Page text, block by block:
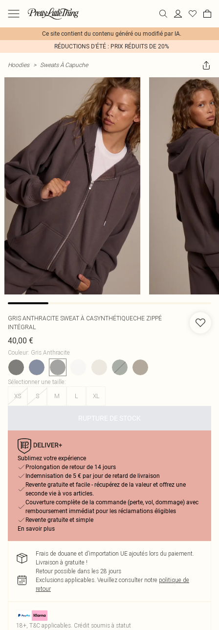
Ce site contient du contenu généré ou modifié par IA.
RÉDUCTIONS D'ÉTÉ : PRIX RÉDUITS DE 20%
Hoodies > Sweats À Capuche
GRIS ANTHRACITE SWEAT À CASYNTHÉTIQUECHE ZIPPÉ
INTÉGRAL
40,00 €
Couleur: Gris Anthracite
Sélectionner une taille:
XS
S M L XL
RUPTURE DE STOCK
Sublimez votre expérience
Prolongation de retour de 14 jours
Indemnisation de 5 € par jour de retard de livraison
Revente gratuite et facile - récupérez de la valeur et offrez une
seconde vie à vos articles.
Couverture complète de la commande (perte, vol, dommage) avec
remboursement immédiat pour les réclamations éligibles
Revente gratuite et simple
En savoir plus
Frais de douane et d’importation UE ajoutés lors du paiement.
Livraison à gratuite !
Retour possible dans les 28 jours
Exclusions applicables. Veuillez consulter notre politique de
retour
18+, T&C applicables. Crédit soumis à statut